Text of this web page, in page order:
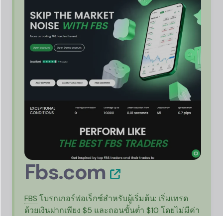
Fbs.com
FBS โบรกเกอร์ฟอเร็กซ์สำหรับผู้เริ่มต้น: เริ่มเทรด
ด้วยเงินฝากเพียง $5 และถอนขั้นต่ำ $10 โดยไม่มีค่า